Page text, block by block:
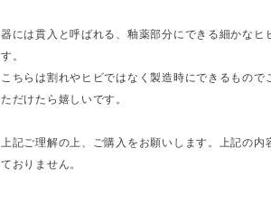
器には貫入と呼ばれる、釉薬部分にできる細かなヒ
す。
こちらは割れやヒビではなく製造時にできるもの
ただけたら嬉しいです。
上記ご理解の上、ご購入をお願いします。上記の内
ておりません。